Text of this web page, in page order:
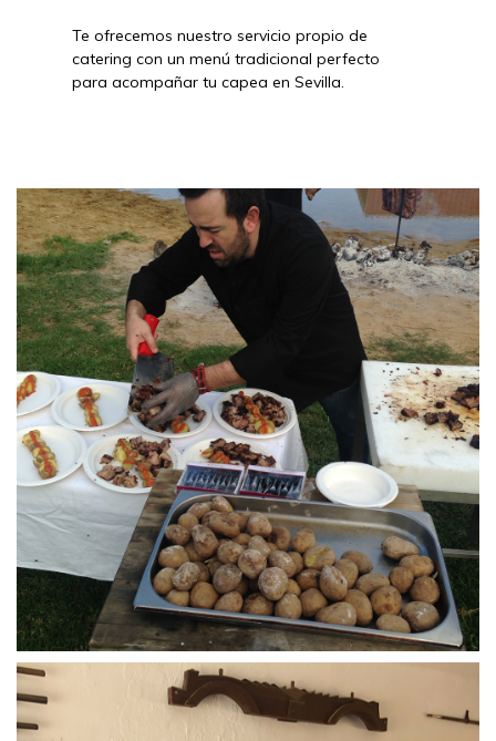
Te ofrecemos nuestro servicio propio de
catering con un menú tradicional perfecto
para acompañar tu capea en Sevilla.